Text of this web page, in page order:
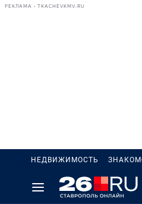
РЕКЛАМА • TKACHEVKMV.RU
НЕДВИЖИМОСТЬ